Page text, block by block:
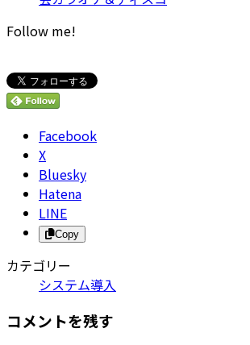
Follow me!
Facebook
X
Bluesky
Hatena
LINE
Copy
カテゴリー
システム導入
コメントを残す